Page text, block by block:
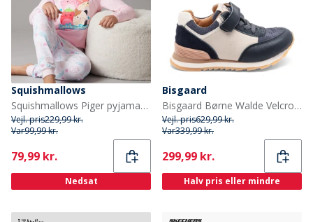
Squishmallows
Squishmallows Piger pyjamas sæt Ballerina/Hvid
Vejl. pris229,99 kr.
Var99,99 kr.
Current
79,99 kr.
Nedsat
Bisgaard
Bisgaard Børne Walde Velcro Sko Navy
Vejl. pris629,99 kr.
Var339,99 kr.
Current
299,99 kr.
Halv pris eller mindre